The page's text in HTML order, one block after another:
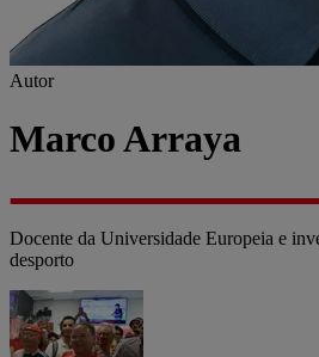
Autor
Marco Arraya
Docente da Universidade Europeia e
desporto